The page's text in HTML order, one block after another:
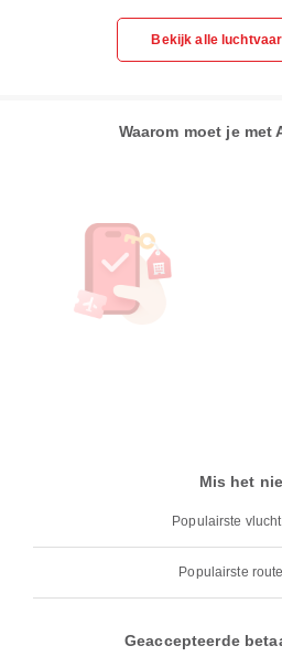
Bekijk alle
Waarom moet je met
Mis het
Populairste
Populairste
Geaccepteerde